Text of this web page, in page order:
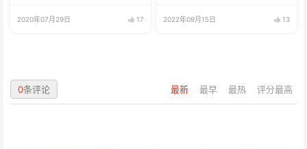
2020年07月29日 17 2022年09月15日 13
最新 最早 最热 评分最高
0条评论